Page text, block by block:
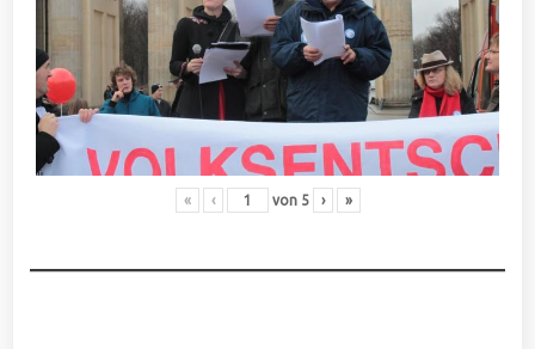
« ‹ von 5 › »